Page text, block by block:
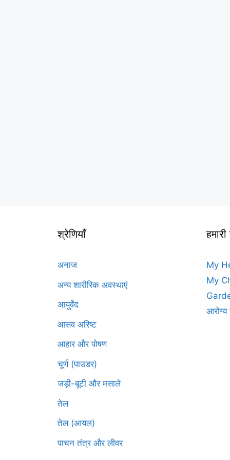
श्रेणियाँ
अनाज
अन्य शारीरिक अवस्थाएं
आयुर्वेद
आसव अरिष्ट
आहार और पोषण
चूर्ण (पाउडर)
जड़ी-बूटी और मसाले
तेल
तेल (आयल)
पाचन तंत्र और लीवर
My
My
आरोग्य